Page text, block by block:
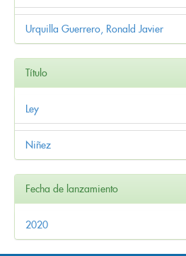
Urquilla Guerrero, Ronald Javier
Título
Ley
Niñez
Fecha de lanzamiento
2020